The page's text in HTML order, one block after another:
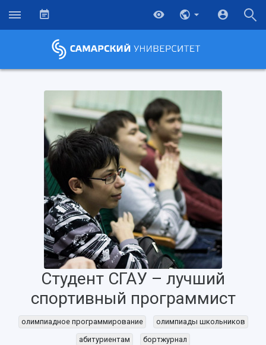
Студент СГАУ – лучший
спортивный программист
олимпиадное программирование
олимпиады школьников
абитуриентам
бортжурнал